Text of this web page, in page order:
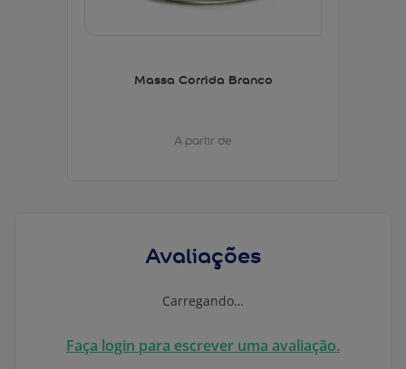
Massa Corrida Branco
A partir de
Avaliações
Carregando…
Faça login para escrever uma avaliação.